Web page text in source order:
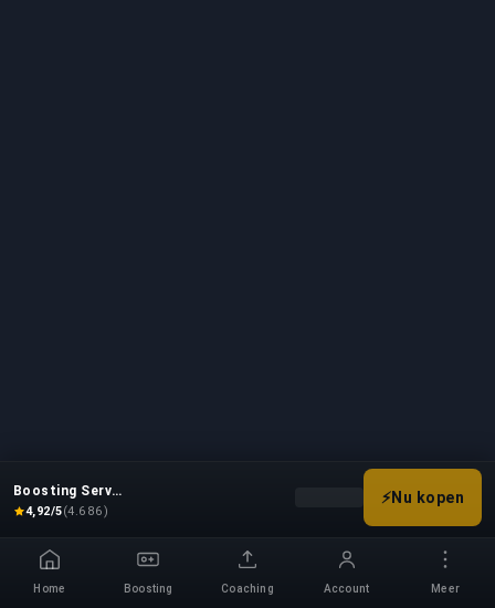
Boosting Service
4,92/5(4.686)
⚡Nu kopen
Kies je boostopties om de
Home Boosting Coaching Account Meer